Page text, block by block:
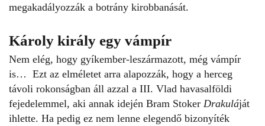
megakadályozzák a botrány kirobbanását.
Károly király egy vámpír
Nem elég, hogy gyíkember-leszármazott, még vámpír
is… Ezt az elméletet arra alapozzák, hogy a herceg
távoli rokonságban áll azzal a III. Vlad havasalföldi
fejedelemmel, aki annak idején Bram Stoker Drakuláját
ihlette. Ha pedig ez nem lenne elegendő bizonyíték